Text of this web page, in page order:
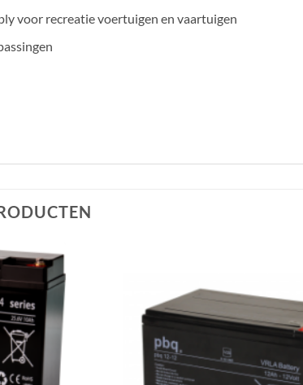
voor recreatie voertuigen en vaartuigen